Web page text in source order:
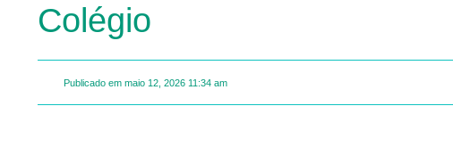
Colégio
Publicado em maio 12, 2026 11:34 am